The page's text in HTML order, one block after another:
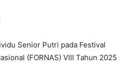
Senior Putri pada Festival
(FORNAS) VIII Tahun 2025